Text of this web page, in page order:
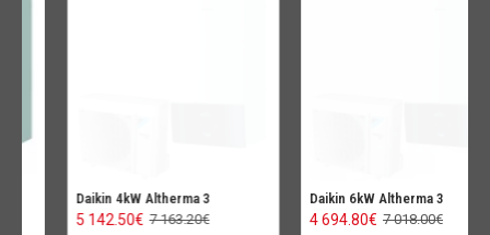
Daikin 4kW Altherma 3
5 142.50€ 7 163.20€
Daikin 6kW Altherma 3
4 694.80€ 7 018.00€